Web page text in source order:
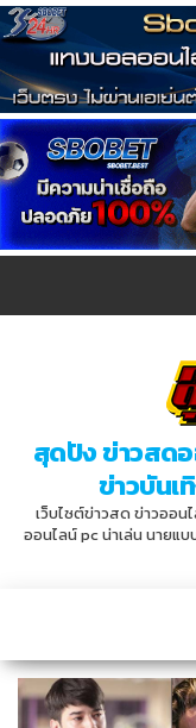
สุดปัง ข่าวสด
ข่าวบันเ
เว็บไซต์ข่าวสด ข่าวออน
ออนไลน์ pc น่าเล่น นายแ